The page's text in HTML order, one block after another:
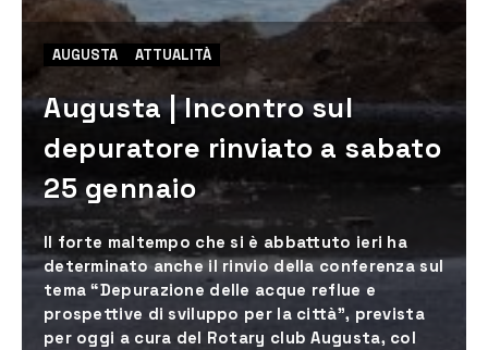
AUGUSTA ATTUALITÀ
Augusta | Incontro sul
depuratore rinviato a sabato
25 gennaio
Il forte maltempo che si è abbattuto ieri ha
determinato anche il rinvio della conferenza sul
tema “Depurazione delle acque reflue e
prospettive di sviluppo per la città”, prevista
per oggi a cura del Rotary club Augusta, col